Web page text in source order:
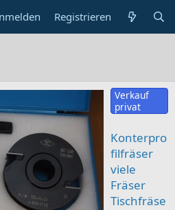
Registrieren
Verkauf
privat
Konterpro
filfräser
viele
Fräser
Tischfräse